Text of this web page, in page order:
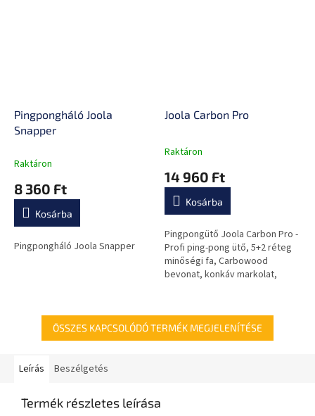
Pingpongháló Joola
Snapper
Raktáron
8 360 Ft
Kosárba
Pingpongháló Joola Snapper
Joola Carbon Pro
A
átlagos
értékelése
0,0
csillag.
Raktáron
14 960 Ft
Kosárba
Pingpongütő Joola Carbon Pro -
Profi ping-pong ütő, 5+2 réteg
minőségi fa, Carbowood
bevonat, konkáv markolat,
ÖSSZES KAPCSOLÓDÓ TERMÉK MEGJELENÍTÉSE
Leírás Beszélgetés
Termék részletes leírása